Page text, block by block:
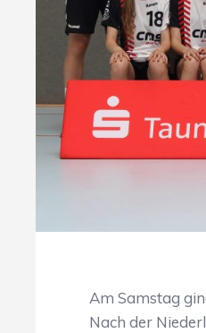
Am Samstag
Nach der